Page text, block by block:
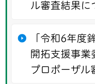
ル審査結果に
「令和6年度
開拓支援事業
プロポーザル